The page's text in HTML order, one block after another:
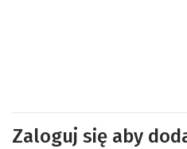
Zaloguj się aby